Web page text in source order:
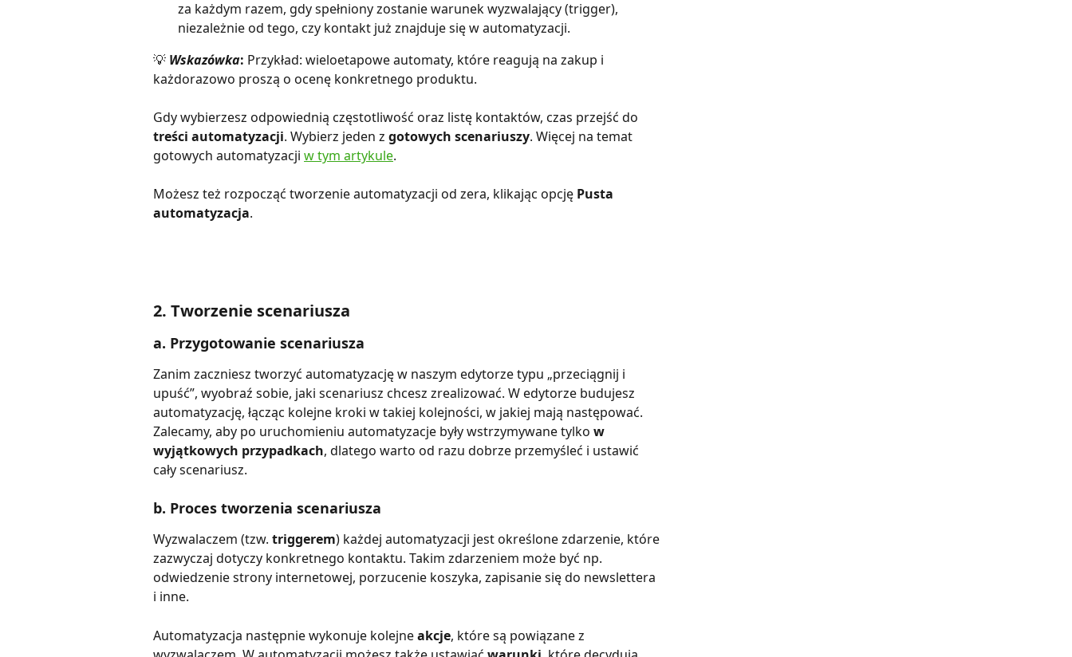
za każdym razem, gdy spełniony zostanie warunek wyzwalający (trigger),
niezależnie od tego, czy kontakt już znajduje się w automatyzacji.
💡 Wskazówka: Przykład: wieloetapowe automaty, które reagują na zakup i
każdorazowo proszą o ocenę konkretnego produktu.
Gdy wybierzesz odpowiednią częstotliwość oraz listę kontaktów, czas przejść do
treści automatyzacji. Wybierz jeden z gotowych scenariuszy. Więcej na temat
gotowych automatyzacji w tym artykule.
Możesz też rozpocząć tworzenie automatyzacji od zera, klikając opcję Pusta
automatyzacja.
2. Tworzenie scenariusza
a. Przygotowanie scenariusza
Zanim zaczniesz tworzyć automatyzację w naszym edytorze typu „przeciągnij i
upuść”, wyobraź sobie, jaki scenariusz chcesz zrealizować. W edytorze budujesz
automatyzację, łącząc kolejne kroki w takiej kolejności, w jakiej mają następować.
Zalecamy, aby po uruchomieniu automatyzacje były wstrzymywane tylko w
wyjątkowych przypadkach, dlatego warto od razu dobrze przemyśleć i ustawić
cały scenariusz.
b. Proces tworzenia scenariusza
Wyzwalaczem (tzw. triggerem) każdej automatyzacji jest określone zdarzenie, które
zazwyczaj dotyczy konkretnego kontaktu. Takim zdarzeniem może być np.
odwiedzenie strony internetowej, porzucenie koszyka, zapisanie się do newslettera
i inne.
Automatyzacja następnie wykonuje kolejne akcje, które są powiązane z